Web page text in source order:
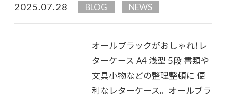
2025.07.28 BLOG NEWS
オールブラックがおしゃれ！レ
ターケース A4 浅型 5段 書類や
文具小物などの整理整頓に 便
利なレターケース。 オールブラ